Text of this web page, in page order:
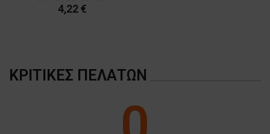
4,22 €
ΚΡΙΤΙΚΈΣ ΠΕΛΑΤΏΝ